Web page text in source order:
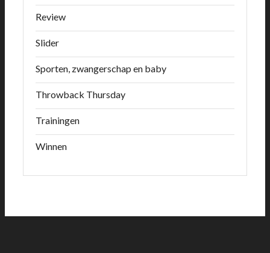
Review
Slider
Sporten, zwangerschap en baby
Throwback Thursday
Trainingen
Winnen